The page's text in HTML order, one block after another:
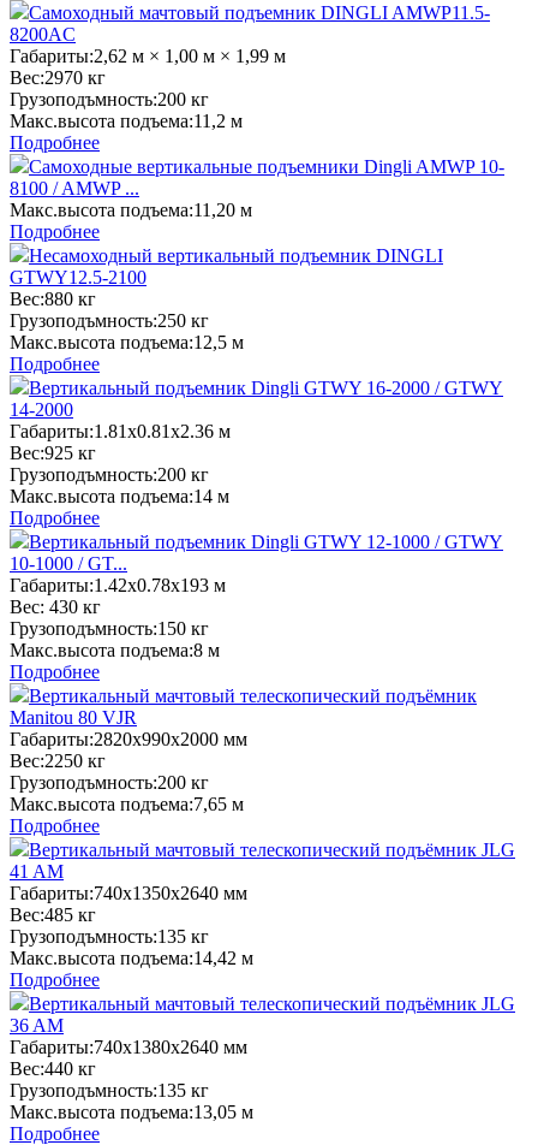
Самоходный мачтовый подъемник DINGLI AMWP11.5-
8200AC
Габариты:2,62 м × 1,00 м × 1,99 м
Вес:2970 кг
Грузоподъмность:200 кг
Макс.высота подъема:11,2 м
Подробнее
Самоходные вертикальные подъемники Dingli AMWP 10-
8100 / AMWP ...
Макс.высота подъема:11,20 м
Подробнее
Несамоходный вертикальный подъемник DINGLI
GTWY12.5-2100
Вес:880 кг
Грузоподъмность:250 кг
Макс.высота подъема:12,5 м
Подробнее
Вертикальный подъемник Dingli GTWY 16-2000 / GTWY
14-2000
Габариты:1.81х0.81х2.36 м
Вес:925 кг
Грузоподъмность:200 кг
Макс.высота подъема:14 м
Подробнее
Вертикальный подъемник Dingli GTWY 12-1000 / GTWY
10-1000 / GT...
Габариты:1.42х0.78х193 м
Вес: 430 кг
Грузоподъмность:150 кг
Макс.высота подъема:8 м
Подробнее
Вертикальный мачтовый телескопический подъёмник
Manitou 80 VJR
Габариты:2820х990х2000 мм
Вес:2250 кг
Грузоподъмность:200 кг
Макс.высота подъема:7,65 м
Подробнее
Вертикальный мачтовый телескопический подъёмник JLG
41 AM
Габариты:740x1350x2640 мм
Вес:485 кг
Грузоподъмность:135 кг
Макс.высота подъема:14,42 м
Подробнее
Вертикальный мачтовый телескопический подъёмник JLG
36 AM
Габариты:740x1380x2640 мм
Вес:440 кг
Грузоподъмность:135 кг
Макс.высота подъема:13,05 м
Подробнее